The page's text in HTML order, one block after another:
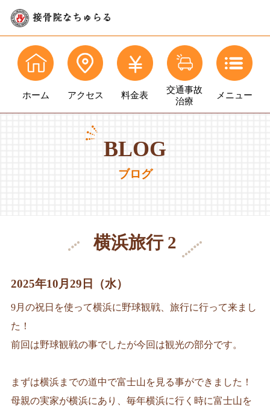
ホーム アクセス 料金表
交通事故
治療
メニュー
BLOG
ブログ
横浜旅行 2
2025年10月29日（水）
9月の祝日を使って横浜に野球観戦、旅行に行って来まし
た！
前回は野球観戦の事でしたが今回は観光の部分です。
まずは横浜までの道中で富士山を見る事ができました！
母親の実家が横浜にあり、毎年横浜に行く時に富士山を